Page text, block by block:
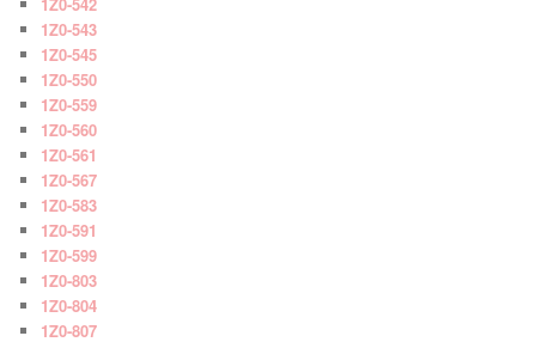
1Z0-542
1Z0-543
1Z0-545
1Z0-550
1Z0-559
1Z0-560
1Z0-561
1Z0-567
1Z0-583
1Z0-591
1Z0-599
1Z0-803
1Z0-804
1Z0-807